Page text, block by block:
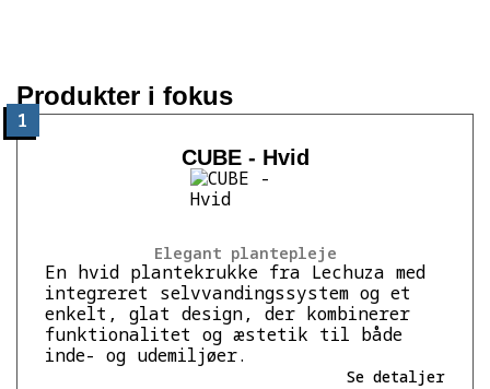
Produkter i fokus
1
Elegant plantepleje
CUBE - Hvid
En hvid plantekrukke fra Lechuza med
integreret selvvandingssystem og et
enkelt, glat design, der kombinerer
funktionalitet og æstetik til både
inde- og udemiljøer.
Se detaljer